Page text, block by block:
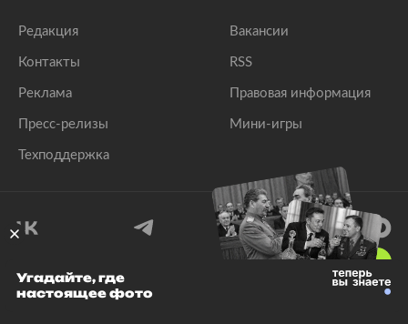
Редакция
Контакты
Реклама
Пресс-релизы
Техподдержка
Вакансии
RSS
Правовая информация
Мини-игры
© 1999–2026 Все права защищены.
Угадайте, где
настоящее фото